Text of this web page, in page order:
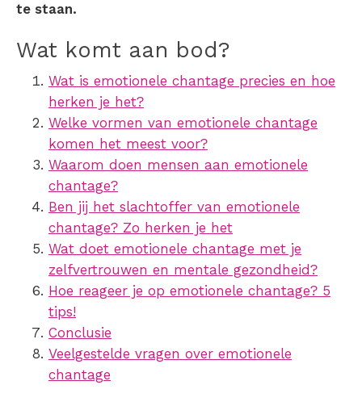
te staan.
Wat komt aan bod?
Wat is emotionele chantage precies en hoe
herken je het?
Welke vormen van emotionele chantage
komen het meest voor?
Waarom doen mensen aan emotionele
chantage?
Ben jij het slachtoffer van emotionele
chantage? Zo herken je het
Wat doet emotionele chantage met je
zelfvertrouwen en mentale gezondheid?
Hoe reageer je op emotionele chantage? 5
tips!
Conclusie
Veelgestelde vragen over emotionele
chantage